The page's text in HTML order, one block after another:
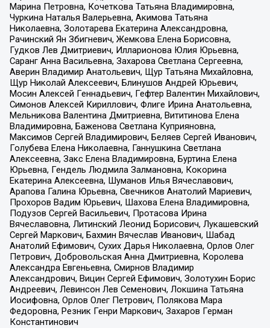
Марина Петровна, Кочеткова Татьяна Владимировна,
Чуркина Наталья Валерьевна, Акимова Татьяна
Николаевна, Золотарева Екатерина Александровна,
Рачинский Ян Збигневич, Жемкова Елена Борисовна,
Гудков Лев Дмитриевич, Илларионова Юлия Юрьевна,
Саранг Анна Васильевна, Захарова Светлана Сергеевна,
Аверин Владимир Анатольевич, Щур Татьяна Михайловна,
Щур Николай Алексеевич, Блинушов Андрей Юрьевич,
Мосин Алексей Геннадьевич, Гефтер Валентин Михайлович,
Симонов Алексей Кириллович, Флиге Ирина Анатольевна,
Мельникова Валентина Дмитриевна, Вититинова Елена
Владимировна, Баженова Светлана Куприяновна,
Максимов Сергей Владимирович, Беляев Сергей Иванович,
Голубева Елена Николаевна, Ганнушкина Светлана
Алексеевна, Закс Елена Владимировна, Буртина Елена
Юрьевна, Гендель Людмила Залмановна, Кокорина
Екатерина Алексеевна, Шуманов Илья Вячеславович,
Арапова Галина Юрьевна, Свечников Анатолий Мариевич,
Прохоров Вадим Юрьевич, Шахова Елена Владимировна,
Подузов Сергей Васильевич, Протасова Ирина
Вячеславовна, Литинский Леонид Борисович, Лукашевский
Сергей Маркович, Бахмин Вячеслав Иванович, Шабад
Анатолий Ефимович, Сухих Дарья Николаевна, Орлов Олег
Петрович, Добровольская Анна Дмитриевна, Королева
Александра Евгеньевна, Смирнов Владимир
Александрович, Вицин Сергей Ефимович, Золотухин Борис
Андреевич, Левинсон Лев Семенович, Локшина Татьяна
Иосифовна, Орлов Олег Петрович, Полякова Мара
Федоровна, Резник Генри Маркович, Захаров Герман
Константинович